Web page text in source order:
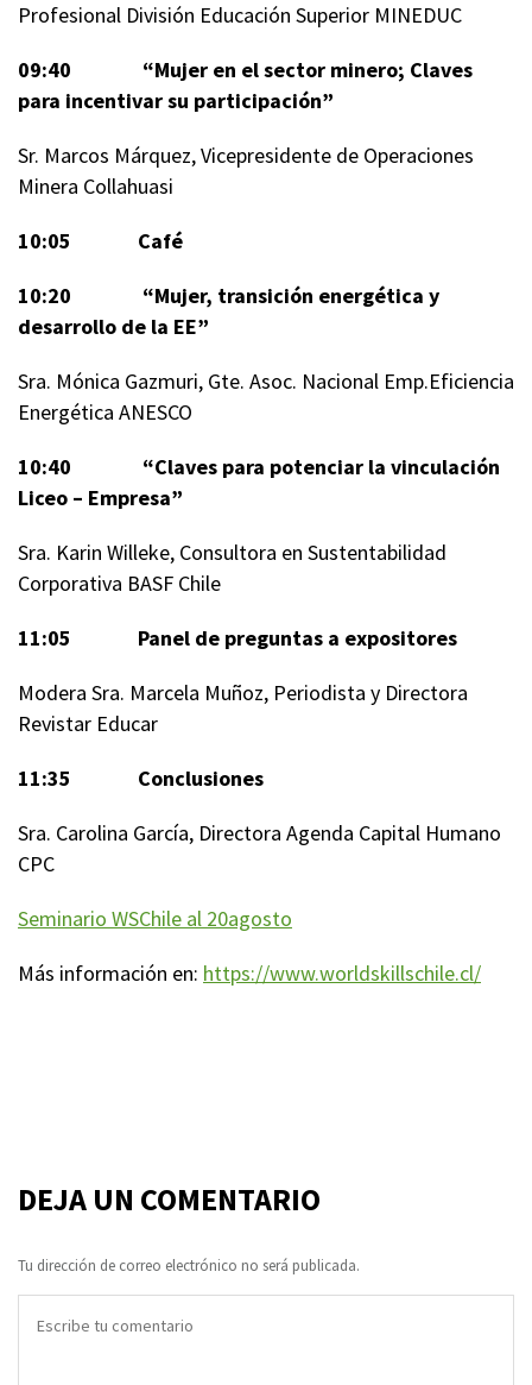
Profesional División Educación Superior MINEDUC
09:40 “Mujer en el sector minero; Claves
para incentivar su participación”
Sr. Marcos Márquez, Vicepresidente de Operaciones
Minera Collahuasi
10:05 Café
10:20 “Mujer, transición energética y
desarrollo de la EE”
Sra. Mónica Gazmuri, Gte. Asoc. Nacional Emp.Eficiencia
Energética ANESCO
10:40 “Claves para potenciar la vinculación
Liceo – Empresa”
Sra. Karin Willeke, Consultora en Sustentabilidad
Corporativa BASF Chile
11:05 Panel de preguntas a expositores
Modera Sra. Marcela Muñoz, Periodista y Directora
Revistar Educar
11:35 Conclusiones
Sra. Carolina García, Directora Agenda Capital Humano
CPC
Seminario WSChile al 20agosto
Más información en: https://www.worldskillschile.cl/
DEJA UN COMENTARIO
Tu dirección de correo electrónico no será publicada.